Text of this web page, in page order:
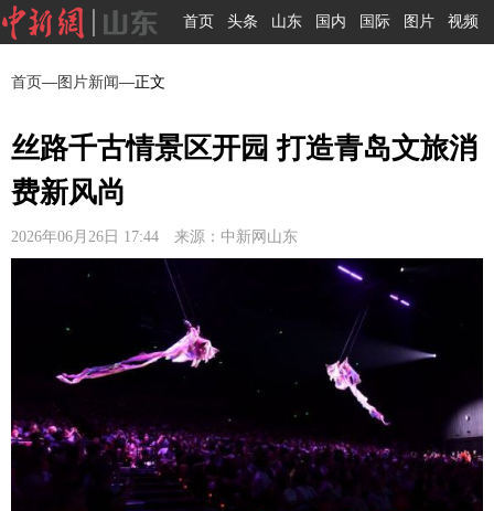
首页 头条 山东 国内 国际 图片 视频
首页—图片新闻—正文
丝路千古情景区开园 打造青岛文旅消
费新风尚
2026年06月26日 17:44 来源：中新网山东